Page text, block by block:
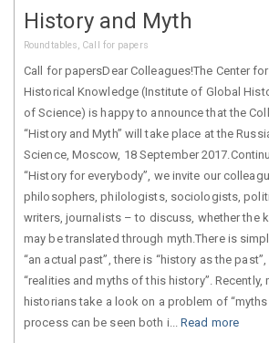
History and Myth
Roundtables, Call for papers
Call for papersDear Colleagues!The Center
Historical Knowledge (Institute of Global
of Science) is happy to announce that the
“History and Myth” will take place at the
Science, Moscow, 18 September
“History for everybody”, we invite our
philosophers, philologists, sociologists,
writers, journalists – to discuss, whether the
may be translated through myth.There is
“an actual past”, there is “history as the
“realities and myths of this history”. Recently,
historians take a look on a problem of “myths
process can be seen both i...Read more